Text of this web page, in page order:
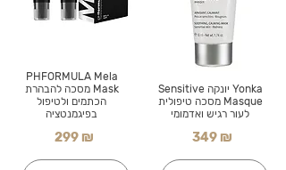
PHFORMULA Mela
Mask מסכה להבהרת
הכתמים ולטיפול
בפיגמנטציה
299 ₪
Yonka יונקה Sensitive
Masque מסכה טיפולית
לעור רגיש ואדמומי
349 ₪